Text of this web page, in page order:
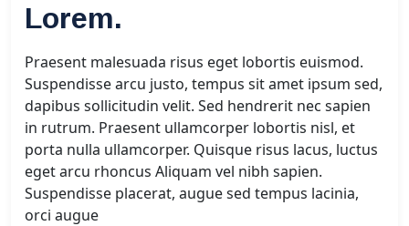
Lorem.
Praesent malesuada risus eget lobortis euismod.
Suspendisse arcu justo, tempus sit amet ipsum sed,
dapibus sollicitudin velit. Sed hendrerit nec sapien
in rutrum. Praesent ullamcorper lobortis nisl, et
porta nulla ullamcorper. Quisque risus lacus, luctus
eget arcu rhoncus Aliquam vel nibh sapien.
Suspendisse placerat, augue sed tempus lacinia,
orci augue